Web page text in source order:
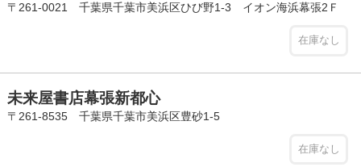
〒261-0021 千葉県千葉市美浜区ひび野1-3 イオン海浜幕張2Ｆ
在庫なし
未来屋書店幕張新都心
〒261-8535 千葉県千葉市美浜区豊砂1-5
在庫なし